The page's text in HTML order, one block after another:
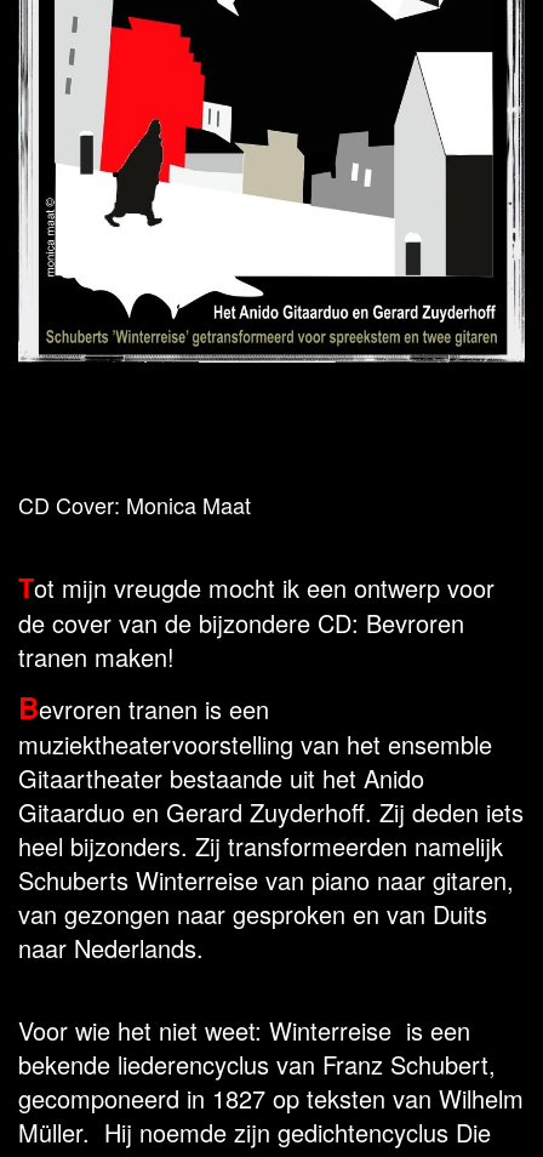
CD Cover: Monica Maat
Tot mijn vreugde mocht ik een ontwerp voor
de cover van de bijzondere CD: Bevroren
tranen maken!
Bevroren tranen is een
muziektheatervoorstelling van het ensemble
Gitaartheater bestaande uit het Anido
Gitaarduo en Gerard Zuyderhoff. Zij deden iets
heel bijzonders. Zij transformeerden namelijk
Schuberts Winterreise van piano naar gitaren,
van gezongen naar gesproken en van Duits
naar Nederlands.
Voor wie het niet weet: Winterreise is een
bekende liederencyclus van Franz Schubert,
gecomponeerd in 1827 op teksten van Wilhelm
Müller. Hij noemde zijn gedichtencyclus Die